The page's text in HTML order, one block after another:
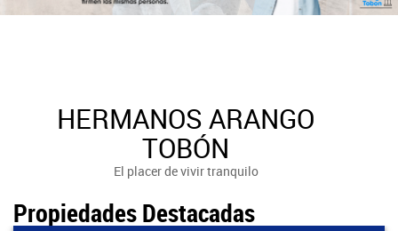
HERMANOS ARANGO
TOBÓN
El placer de vivir tranquilo
Propiedades Destacadas